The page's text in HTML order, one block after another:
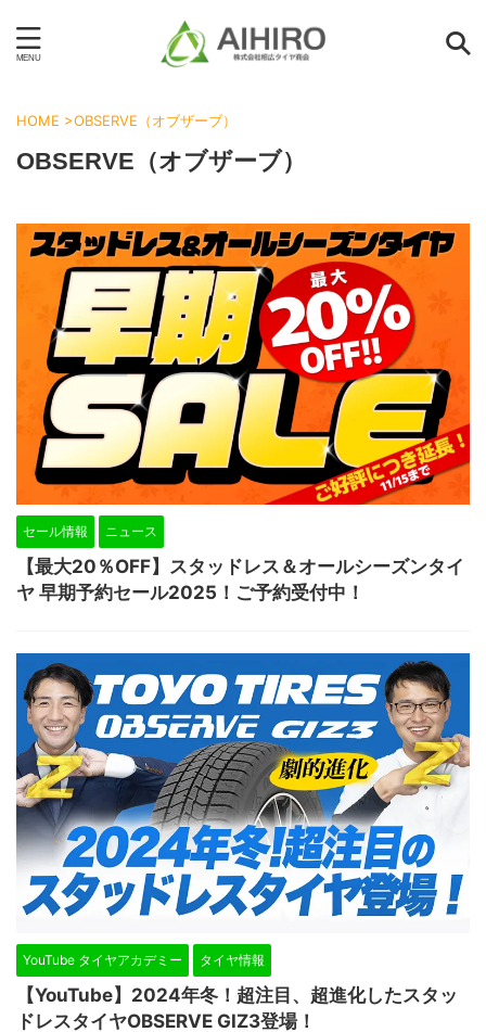
HOME >OBSERVE（オブザーブ）
OBSERVE（オブザーブ）
セール情報 ニュース
【最大20％OFF】スタッドレス＆オールシーズンタイ
ヤ 早期予約セール2025！ご予約受付中！
YouTube タイヤアカデミー タイヤ情報
【YouTube】2024年冬！超注目、超進化したスタッ
ドレスタイヤOBSERVE GIZ3登場！